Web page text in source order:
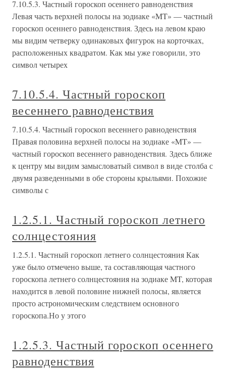
7.10.5.3. Частный гороскоп осеннего равноденствия
Левая часть верхней полосы на зодиаке «MT» — частный
гороскоп осеннего равноденствия. Здесь на левом краю
мы видим четверку одинаковых фигурок на корточках,
расположенных квадратом. Как мы уже говорили, это
символ четырех
7.10.5.4. Частный гороскоп
весеннего равноденствия
7.10.5.4. Частный гороскоп весеннего равноденствия
Правая половина верхней полосы на зодиаке «MT» —
частный гороскоп весеннего равноденствия. Здесь ближе
к центру мы видим замысловатый символ в виде столба с
двумя разведенными в обе стороны крыльями. Похожие
символы с
1.2.5.1. Частный гороскоп летнего
солнцестояния
1.2.5.1. Частный гороскоп летнего солнцестояния Как
уже было отмечено выше, та составляющая частного
гороскопа летнего солнцестояния на зодиаке MT, которая
находится в левой половине нижней полосы, является
просто астрономическим следствием основного
гороскопа.Но у этого
1.2.5.3. Частный гороскоп осеннего
равноденствия